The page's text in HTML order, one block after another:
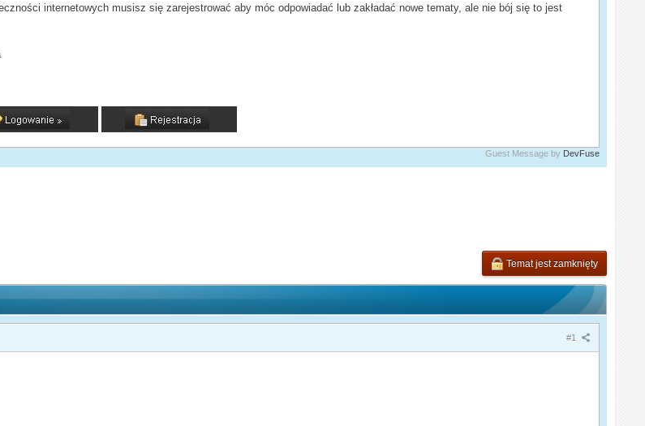
internetowych musisz się zarejestrować aby móc odpowiadać lub zakładać nowe tematy, ale nie bój się to jest
Guest Message by DevFuse
Temat jest zamknięty
#1